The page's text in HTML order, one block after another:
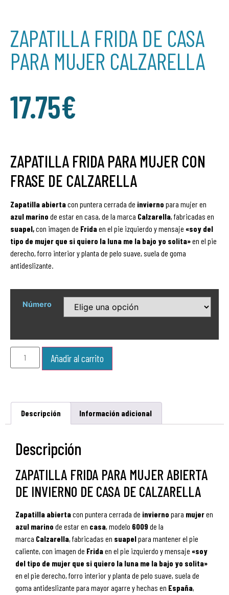
ZAPATILLA FRIDA DE CASA
PARA MUJER CALZARELLA
17.75€
ZAPATILLA FRIDA PARA MUJER CON
FRASE DE CALZARELLA
Zapatilla abiertacon puntera cerrada de invierno para mujer en
azul marino de estar en casa, de la marca Calzarella, fabricadas en
suapel,con imagen de Fridaen el pie izquierdo y mensaje «soy del
tipo de mujer que si quiero la luna me la bajo yo solita»en el pie
derecho, forro interior y planta de pelo suave, suela de goma
antideslizante.
Número
Añadir al carrito
Descripción Información adicional
Descripción
ZAPATILLA FRIDA PARA MUJER ABIERTA
DE INVIERNO DE CASA DE CALZARELLA
Zapatilla abiertacon puntera cerrada de invierno para mujeren
azul marino de estar en casa, modelo 6009 de la
marca Calzarella, fabricadas en suapelpara mantener el pie
caliente, con imagen de Fridaen el pie izquierdo y mensaje «soy
del tipo de mujer que si quiero la luna me la bajo yo solita»
en el pie derecho, forro interior y planta de pelo suave, suela de
goma antideslizante para mayor agarre y hechas en España,